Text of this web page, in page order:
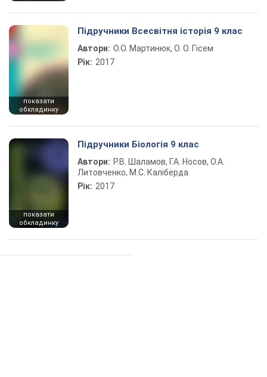
показати
обкладинку
Підручники Всесвітня історія 9 клас
Автори: О.О. Мартинюк, О. О. Гісем
Рік: 2017
показати
обкладинку
Підручники Біологія 9 клас
Автори: Р.В. Шаламов, Г.А. Носов, О.А.
Литовченко, М.С. Каліберда
Рік: 2017